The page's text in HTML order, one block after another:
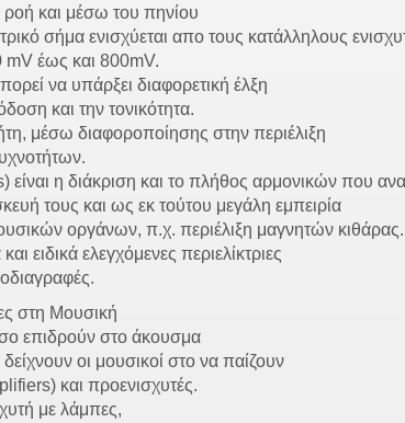
και μέσω του πηνίου
σήμα ενισχύεται απο τους κατάλληλους
mV έως και 800mV.
να υπάρξει διαφορετική έλξη
και την τονικότητα.
μέσω διαφοροποίησης στην περιέλιξη
η διάκριση και το πλήθος αρμονικών που
τους και ως εκ τούτου μεγάλη εμπειρία
οργάνων, π.χ. περιέλιξη μαγνητών κιθάρας.
ειδικά ελεγχόμενες περιελίκτριες
στη Μουσική
επιδρούν στο άκουσμα
οι μουσικοί στο να παίζουν
και προενισχυτές.
με λάμπες,